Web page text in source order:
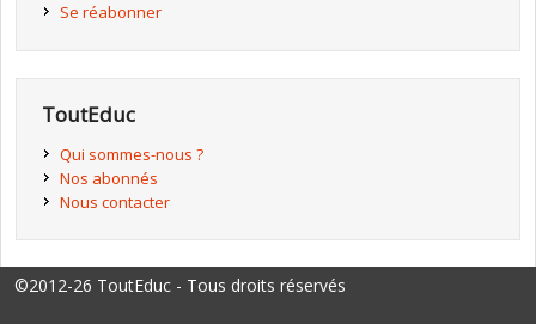
Se réabonner
ToutEduc
Qui sommes-nous ?
Nos abonnés
Nous contacter
©2012-26 ToutEduc - Tous droits réservés